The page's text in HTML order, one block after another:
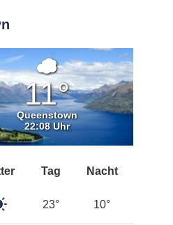
Überwiegend
bewölkt
11°
Queenstown
22:08 Uhr
Tag Nacht
Klarer
23° 10°